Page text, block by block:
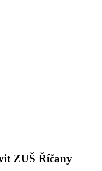
ZUŠ Říčany